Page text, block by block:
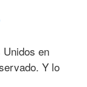
en
Y lo